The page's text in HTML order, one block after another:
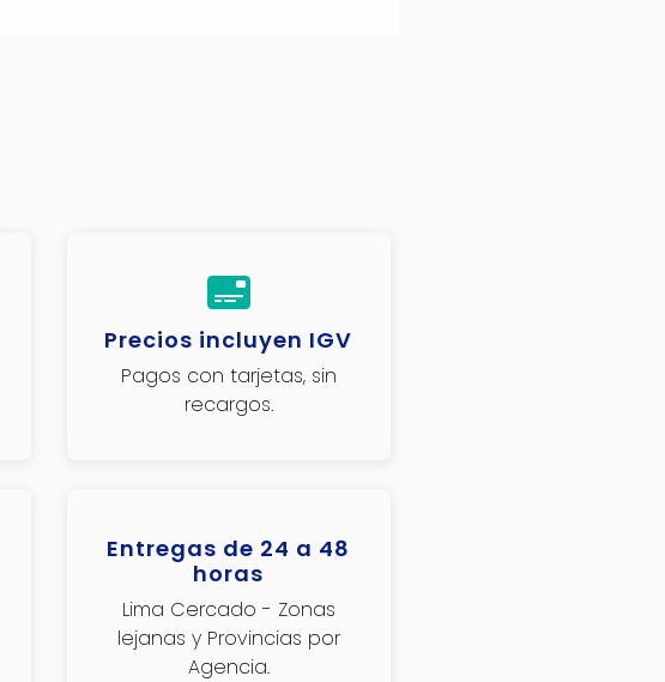
Precios incluyen IGV
Pagos con tarjetas, sin
recargos.
Entregas de 24 a 48
horas
Lima Cercado - Zonas
lejanas y Provincias por
Agencia.